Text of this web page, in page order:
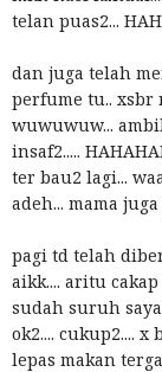
telan puas2...
dan juga telah
perfume tu.. xsbr
wuwuwuw...
insaf2.....
ter bau2 lagi...
adeh... mama
pagi td telah
aikk.... aritu
sudah suruh saya
ok2.... cukup2.... x
lepas makan